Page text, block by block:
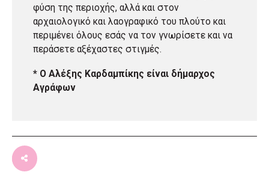
φύση της περιοχής, αλλά και στον
αρχαιολογικό και λαογραφικό του πλούτο και
περιμένει όλους εσάς να τον γνωρίσετε και να
περάσετε αξέχαστες στιγμές.
* Ο Αλέξης Καρδαμπίκης είναι δήμαρχος
Αγράφων